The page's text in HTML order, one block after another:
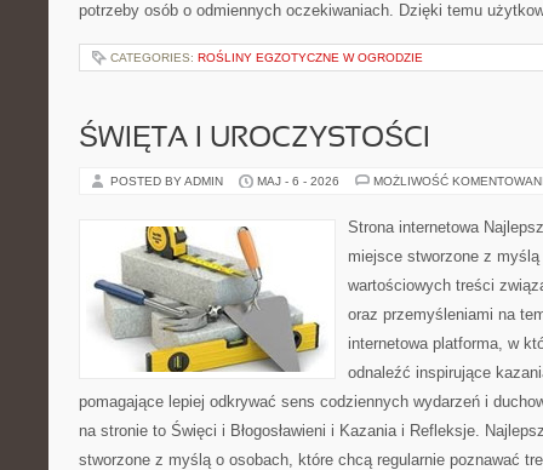
potrzeby osób o odmiennych oczekiwaniach. Dzięki temu
CATEGORIES: ROŚLINY EGZOTYCZNE W OGRODZIE
ŚWIĘTA I UROCZYSTOŚCI
POSTED BY ADMIN MAJ - 6 - 2026 MOŻLIWOŚĆ
Strona internetowa
miejsce stworzone z
wartościowych treści
oraz przemyśleniami na
internetowa platforma, w
odnaleźć inspirujące
pomagające lepiej odkrywać sens codziennych wydarzeń i
na stronie to Święci i Błogosławieni i Kazania i Refleksje.
stworzone z myślą o osobach, które chcą regularnie poznawać